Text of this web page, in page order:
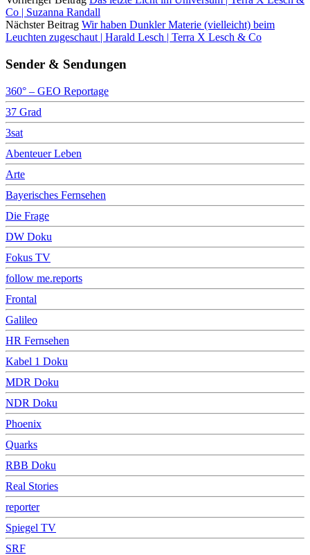
Co | Suzanna Randall
Nächster Beitrag Wir haben Dunkler Materie (vielleicht) beim
Leuchten zugeschaut | Harald Lesch | Terra X Lesch & Co
Sender & Sendungen
360° – GEO Reportage
37 Grad
3sat
Abenteuer Leben
Arte
Bayerisches Fernsehen
Die Frage
DW Doku
Fokus TV
follow me.reports
Frontal
Galileo
HR Fernsehen
Kabel 1 Doku
MDR Doku
NDR Doku
Phoenix
Quarks
RBB Doku
Real Stories
reporter
Spiegel TV
SRF